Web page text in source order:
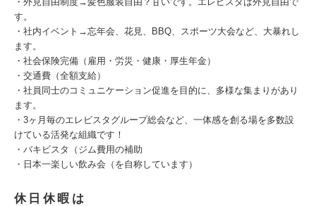
す。
・社内イベント→忘年会、花見、BBQ、スポーツ大会など、大暴れし
ます。
・社会保険完備（雇用・労災・健康・厚生年金）
・交通費（全額支給）
・社員同士のコミュニケーション促進を目的に、多様な集まりがあり
ます。
・3ヶ月毎のエレビスタグループ総会など、一体感を創る場を多数設
けている活発な組織です！
・バキビスタ（ジム費用の補助
・日本一楽しい飲み会（を自称しています）
休日休暇は